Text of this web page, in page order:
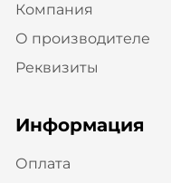
Компания
О производителе
Реквизиты
Информация
Оплата